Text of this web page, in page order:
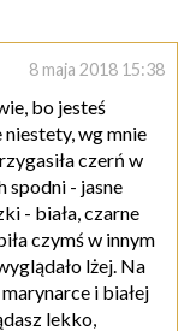
8 maja 2018 15:38
bo jesteś
niestety, wg mnie
czerń w
spodni - jasne
- biała, czarne
czymś w innym
lżej. Na
i białej
lekko,